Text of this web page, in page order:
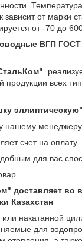
от марки
от -70 до
ВГП ГОСТ
продукции всех
эллиптическую"
нашему менеджеру
счет на оплату
для вас
доставляет во
Казахстан
накатанной
для